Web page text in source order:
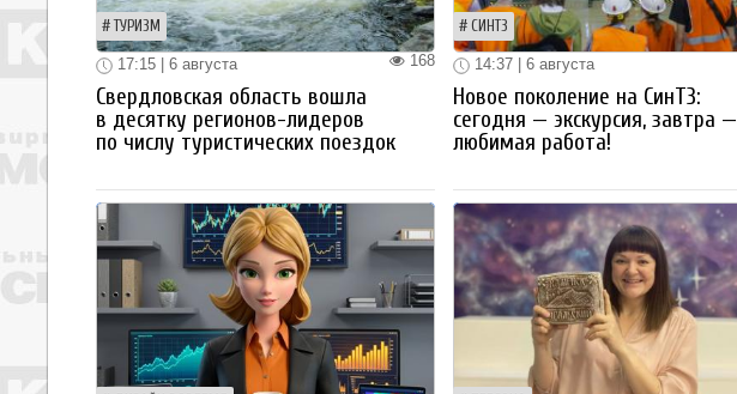
ТУРИЗМ
168
17:15 | 6 августа
Свердловская область вошла
в десятку регионов-лидеров
по числу туристических поездок
СИНТЗ
14:37 | 6 августа
Новое поколение на СинТЗ:
сегодня — экскурсия, завтра —
любимая работа!